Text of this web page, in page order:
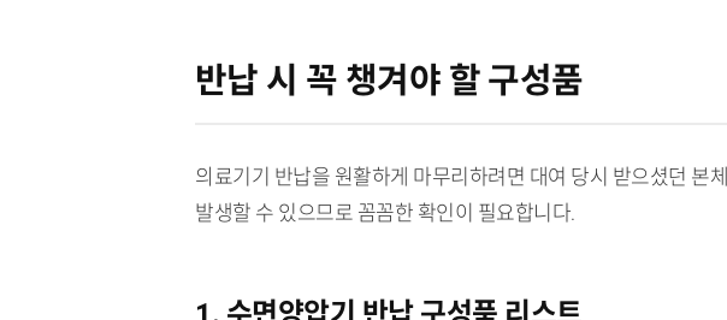
반납 시 꼭 챙겨야 할 구성품
의료기기 반납을 원활하게 마무리하려면 대여 당시 받으셨던 본
발생할 수 있으므로 꼼꼼한 확인이 필요합니다.